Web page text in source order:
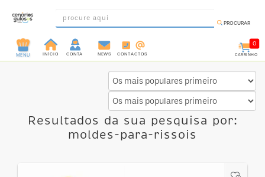
MOLDES
PROCURAR
MENU INÍCIO CONTA NEWS CONTACTOS
0
CARRINHO
Resultados da sua pesquisa por:
moldes-para-rissois